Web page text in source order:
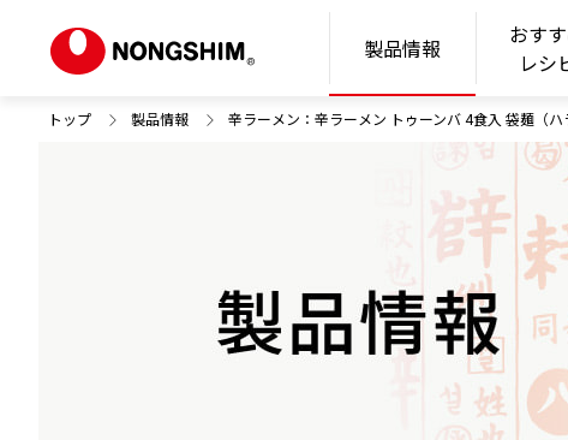
製品情報
おす
レシ
トップ 製品情報 辛ラーメン：辛ラーメン トゥーンバ 4食入 袋麺（ハ